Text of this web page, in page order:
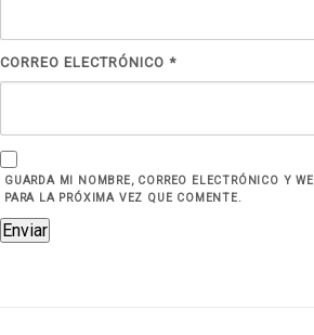
CORREO ELECTRÓNICO *
GUARDA MI NOMBRE, CORREO ELECTRÓNICO Y
PARA LA PRÓXIMA VEZ QUE COMENTE.